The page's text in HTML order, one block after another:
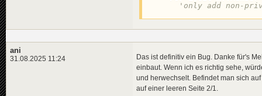
'only add non-
ani
31.08.2025 11:24
Das ist definitiv ein Bug. Danke für's
einbaut. Wenn ich es richtig sehe,
und herwechselt. Befindet man sich
auf einer leeren Seite 2/1.